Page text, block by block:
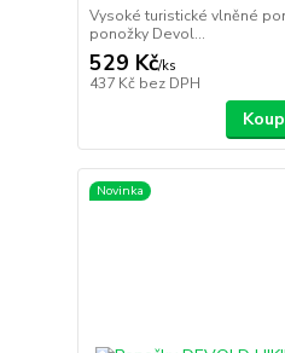
Vysoké turistické vlněné
ponožky Devol...
529 Kč/ks
437 Kč bez DPH
Novinka